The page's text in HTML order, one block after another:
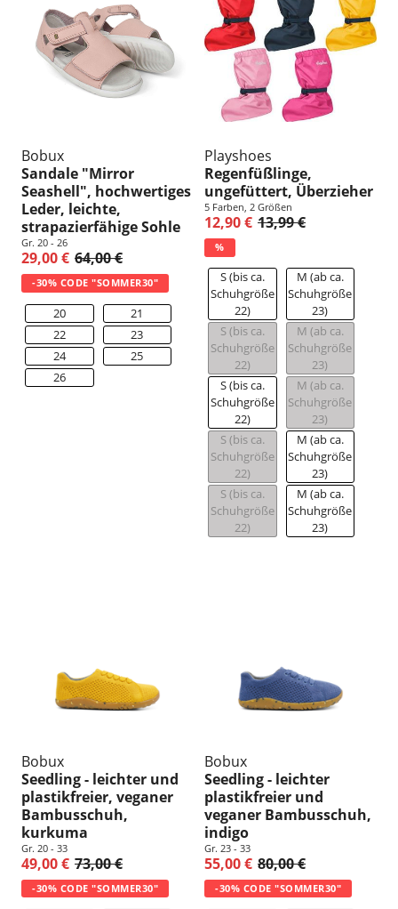
n
g
Bobux
Sandale "Mirror
Seashell", hochwertiges
Leder, leichte,
strapazierfähige Sohle
Gr. 20 - 26
29,00 € 64,00 €
-30% CODE "SOMMER30"
20
21
22
23
24
25
26
Playshoes
Regenfüßlinge,
ungefüttert, Überzieher
5 Farben, 2 Größen
12,90 € 13,99 €
%
S (bis ca.
Schuhgröße
22)
M (ab ca.
Schuhgröße
23)
S (bis ca.
Schuhgröße
22)
M (ab ca.
Schuhgröße
23)
S (bis ca.
Schuhgröße
22)
M (ab ca.
Schuhgröße
23)
S (bis ca.
Schuhgröße
22)
M (ab ca.
Schuhgröße
23)
S (bis ca.
Schuhgröße
22)
M (ab ca.
Schuhgröße
23)
Bobux
Seedling - leichter und
plastikfreier, veganer
Bambusschuh,
kurkuma
Gr. 20 - 33
49,00 € 73,00 €
-30% CODE "SOMMER30"
Bobux
Seedling - leichter
plastikfreier und
veganer Bambusschuh,
indigo
Gr. 23 - 33
55,00 € 80,00 €
-30% CODE "SOMMER30"